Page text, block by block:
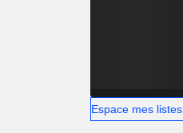
Espace mes listes